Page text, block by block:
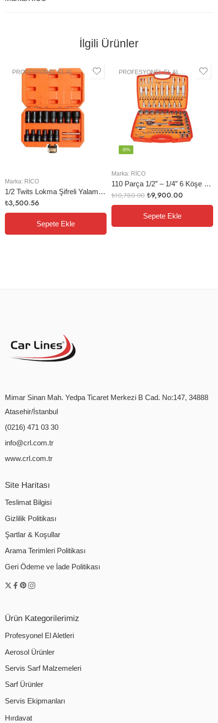
İlgili Ürünler
PROFESYONEL EL ALETLERI , LOKMA GRUBU
Marka: RİCO
1/2 Twits Lokma Şifreli Yalama Sökme Takımı Seti
₺3,500.56
Sepete Ekle
,
Marka: RİCO
110 Parça 1/2” – 1/4” 6 Köşe Lokma Takımı
-8%
₺10,780.00 ₺9,900.00
Sepete Ekle
Mimar Sinan Mah. Yedpa Ticaret Merkezi B Cad. No:147, 34888
Atasehir/İstanbul
(0216) 471 03 30
info@crl.com.tr
www.crl.com.tr
Site Haritası
Teslimat Bilgisi
Gizlilik Politikası
Şartlar & Koşullar
Arama Terimleri Politikası
Geri Ödeme ve İade Politikası
Ürün Kategorilerimiz
Profesyonel El Aletleri
Aerosol Ürünler
Servis Sarf Malzemeleri
Sarf Ürünler
Servis Ekipmanları
Hırdavat